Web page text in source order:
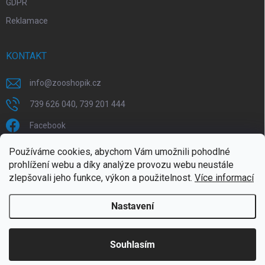
Používáme cookies, abychom Vám umožnili pohodlné
prohlížení webu a díky analýze provozu webu neustále
zlepšovali jeho funkce, výkon a použitelnost. Více informací
Nastavení
Souhlasím
Doprava zdarma od 1799,- (do 30 kg)
GDPR
Reklamace
KONTAKT
info@zooshopik.cz
739 626 040, 739 201 444
Facebook
FACEBOOK
ZOOshopik . Všechna práva vyhrazena.